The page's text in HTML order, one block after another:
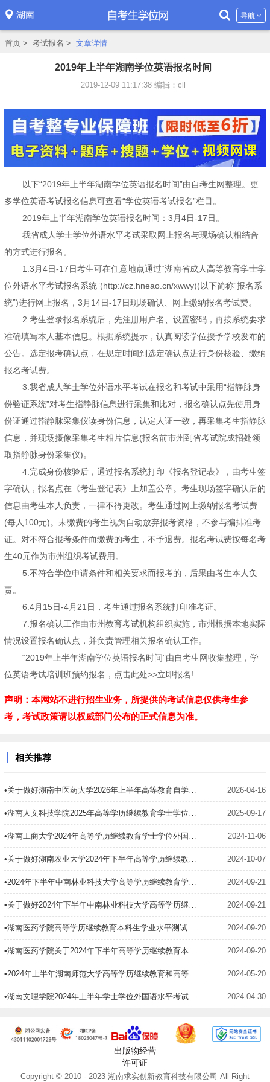
湖南 导航
首页 > 考试报名 > 文章详情
2019年上半年湖南学位英语报名时间
2019-12-09 11:17:38 编辑：cll
以下“2019年上半年湖南学位英语报名时间”由自考生网整理。更
多学位英语考试报名信息可查看“学位英语考试报名”栏目。
2019年上半年湖南学位英语报名时间：3月4日-17日。
我省成人学士学位外语水平考试采取网上报名与现场确认相结合
的方式进行报名。
1.3月4日-17日考生可在任意地点通过“湖南省成人高等教育学士学
位外语水平考试报名系统”(http://cz.hneao.cn/xwwy)(以下简称“报名系
统”)进行网上报名，3月14日-17日现场确认、网上缴纳报名考试费。
2.考生登录报名系统后，先注册用户名、设置密码，再按系统要求
准确填写本人基本信息。根据系统提示，认真阅读学位授予学校发布的
公告。选定报考确认点，在规定时间到选定确认点进行身份核验、缴纳
报名考试费。
3.我省成人学士学位外语水平考试在报名和考试中采用“指静脉身
份验证系统”对考生指静脉信息进行采集和比对，报名确认点先使用身
份证通过指静脉采集仪读身份信息，认定人证一致，再采集考生指静脉
信息，并现场摄像采集考生相片信息(报名前市州到省考试院成招处领
取指静脉身份采集仪)。
4.完成身份核验后，通过报名系统打印《报名登记表》，由考生签
字确认，报名点在《考生登记表》上加盖公章。考生现场签字确认后的
信息由考生本人负责，一律不得更改。考生通过网上缴纳报名考试费
(每人100元)。未缴费的考生视为自动放弃报考资格，不参与编排准考
证。对不符合报考条件而缴费的考生，不予退费。报名考试费按每名考
生40元作为市州组织考试费用。
5.不符合学位申请条件和相关要求而报考的，后果由考生本人负
责。
6.4月15日-4月21日，考生通过报名系统打印准考证。
7.报名确认工作由市州教育考试机构组织实施，市州根据本地实际
情况设置报名确认点，并负责管理相关报名确认工作。
“2019年上半年湖南学位英语报名时间”由自考生网收集整理，学
位英语考试培训班预约报名，点击此处>>立即报名!
声明：本网站不进行招生业务，所提供的考试信息仅供考生参
考，考试政策请以权威部门公布的正式信息为准。
相关推荐
•关于做好湖南中医药大学2026年上半年高等教育自学考试学士学位考试报名工作的通知 2026-04-16
•湖南人文科技学院2025年高等学历继续教育学士学位外语考试通知 2025-09-17
•湖南工商大学2024年高等学历继续教育学士学位外国语水平考试报考通知 2024-11-06
•关于做好湖南农业大学2024年下半年高等学历继续教育学士学位外语水平考试报名工作的通知 2024-10-07
•2024年下半年中南林业科技大学高等学历继续教育学士学位外国语水平考试网上报名操作手册 2024-09-21
•关于做好2024年下半年中南林业科技大学高等学历继续教育学士学位外国语水平考试的通知 2024-09-21
•湖南医药学院高等学历继续教育本科生学业水平测试考试报名操作手册（简易版） 2024-09-20
•湖南医药学院关于2024年下半年高等学历继续教育本科生学业水平测试考试报名工作的通知 2024-09-20
•2024年上半年湖南师范大学高等学历继续教育和高等教育自学考试本科生学士学位外国语水平考试报考通知 2024-05-20
•湖南文理学院2024年上半年学士学位外国语水平考试报名工作的通知 2024-04-30
出版物经营
许可证
Copyright © 2010 - 2023 湖南求实创新教育科技有限公司 All Right